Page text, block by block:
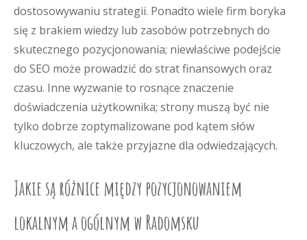
dostosowywaniu strategii. Ponadto wiele firm boryka
się z brakiem wiedzy lub zasobów potrzebnych do
skutecznego pozycjonowania; niewłaściwe podejście
do SEO może prowadzić do strat finansowych oraz
czasu. Inne wyzwanie to rosnące znaczenie
doświadczenia użytkownika; strony muszą być nie
tylko dobrze zoptymalizowane pod kątem słów
kluczowych, ale także przyjazne dla odwiedzających.
Jakie są różnice między pozycjonowaniem
lokalnym a ogólnym w Radomsku